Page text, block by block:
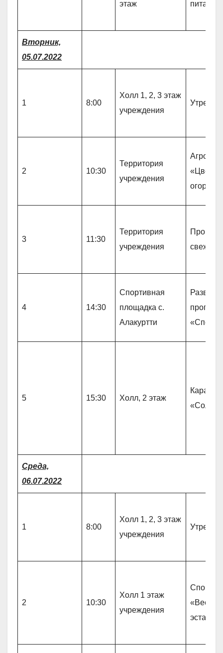
этаж
Вторник,
05.07.2022
1 8:00
Холл 1, 2, 3 этаж
учреждения
2 10:30
Территория
учреждения
Агро-
3 11:30
Территория
учреждения
свежем
4 14:30
Спортивная
площадка с.
Алакуртти
5 15:30 Холл, 2 этаж
Караоке
Среда,
06.07.2022
1 8:00
Холл 1, 2, 3 этаж
учреждения
2 10:30
Холл 1 этаж
учреждения